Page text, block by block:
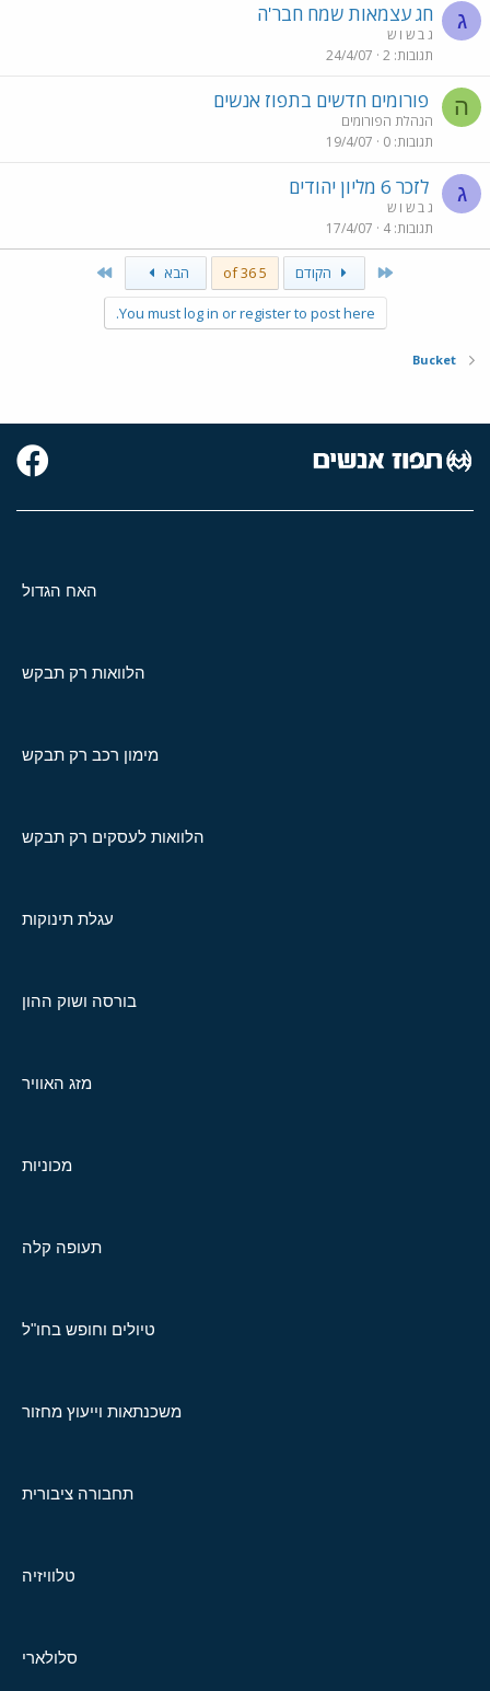
ג חג עצמאות שמח חבר'ה
ג ב ש ו ש
תגובות 2
24/4/07
ה פורומים חדשים בתפוז אנשים
הנהלת הפורומים
תגובות 0
19/4/07
ג לזכר 6 מליון יהודים
ג ב ש ו ש
תגובות 4
17/4/07
הקודם 5 of 36 הבא
You must log in or register to post here.
Bucket
האח הגדול
הלוואות רק תבקש
מימון רכב רק תבקש
הלוואות לעסקים רק תבקש
עגלת תינוקות
בורסה ושוק ההון
מזג האוויר
מכוניות
תעופה קלה
טיולים וחופש בחו"ל
משכנתאות וייעוץ מחזור
תחבורה ציבורית
טלוויזיה
סלולארי